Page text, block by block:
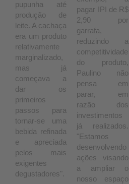
pupunha até
produção de
leite. A cachaça
era um produto
relativamente
marginalizado,
mas já
começava a
dar os
primeiros
passos para
tornar-se uma
bebida refinada
e apreciada
pelos mais
exigentes
degustadores".
pagar IPI de R$
2,90 por
garrafa,
reduzindo a
competitividade
do produto,
Paulino não
pensa em
parar, em
razão dos
investimentos
já realizados.
"Estamos
desenvolvendo
ações visando
a ampliar o
nosso espaço